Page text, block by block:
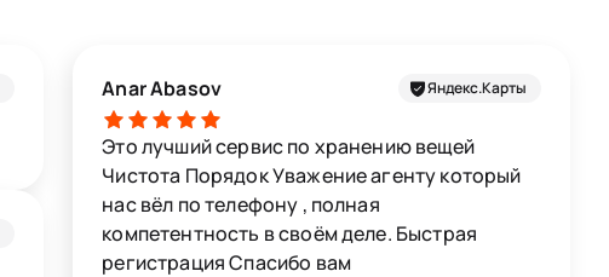
Яндекс.Карты
Anar Abasov
Это лучший сервис по хранению вещей
Чистота Порядок Уважение агенту который
нас вёл по телефону , полная
компетентность в своём деле. Быстрая
регистрация Спасибо вам